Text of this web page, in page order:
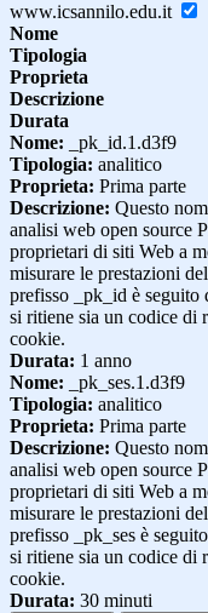
www.icsannilo.edu.it
Nome
Tipologia
Proprieta
Descrizione
Durata
Nome: _pk_id.1.d3f9
Tipologia: analitico
Proprieta: Prima parte
Descrizione: Questo
analisi web open source
proprietari di siti Web a
misurare le prestazioni
prefisso _pk_id è seguito
si ritiene sia un codice di
cookie.
Durata: 1 anno
Nome: _pk_ses.1.d3f9
Tipologia: analitico
Proprieta: Prima parte
Descrizione: Questo
analisi web open source
proprietari di siti Web a
misurare le prestazioni
prefisso _pk_ses è
si ritiene sia un codice di
cookie.
Durata: 30 minuti